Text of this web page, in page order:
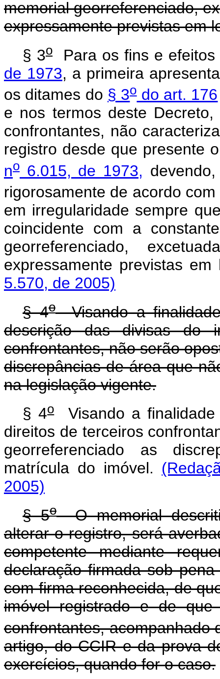
memorial georreferenciado,
expressamente previstas em
§ 3o Para os fins e
de 1973, a primeira
os ditames do § 3odo art. 176
e nos termos deste
confrontantes, não
registro desde que presente
no 6.015, de 1973,
rigorosamente de acordo
em irregularidade sempre
coincidente com a
georreferenciado,
expressamente previstas
5.570, de 2005)
§ 4oVisando a
descrição das divisas do
confrontantes, não serão
discrepâncias de área que
na legislação vigente.
§ 4oVisando a
direitos de terceiros
georreferenciado as
matrícula do imóvel.
2005)
§ 5oO memorial
alterar o registro, será
competente mediante
declaração firmada sob
com firma reconhecida, de
imóvel registrado e de
confrontantes, acompanhado
artigo, do CCIR e da prova
exercícios, quando for o caso.